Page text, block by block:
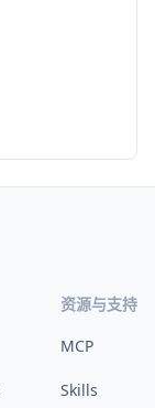
资源与支持
MCP
Skills